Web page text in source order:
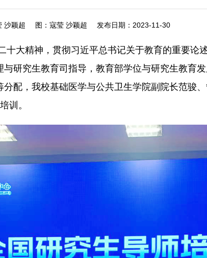
沙颖超 图：寇莹 沙颖超 发布日期：2023-11-30
十大精神，贯彻习近平总书记关于教育的重要论
研究生教育司指导，教育部学位与研究生教育
配，我校基础医学与公共卫生学院副院长范骏
训。